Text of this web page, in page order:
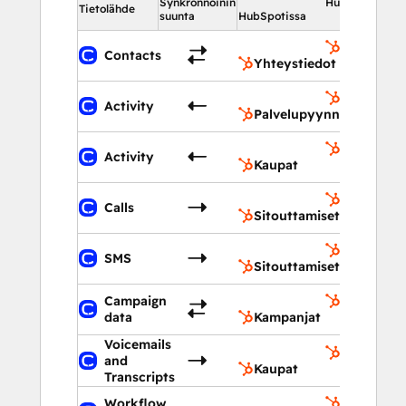
Tietolähde
suunta
HubSpotissa
Contacts
Yhteystiedot
Activity
Palvelupyynnöt
Activity
Kaupat
Calls
Sitouttamiset
SMS
Sitouttamiset
Campaign
data
Kampanjat
Voicemails
and
Transcripts
Kaupat